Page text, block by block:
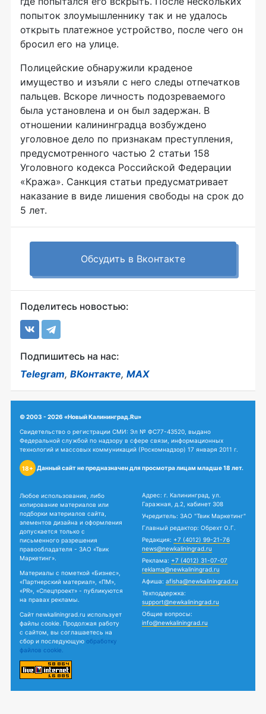
попыток злоумышленнику так и не удалось
открыть платежное устройство, после чего он
бросил его на улице.
Полицейские обнаружили краденое
имущество и изъяли с него следы отпечатков
пальцев. Вскоре личность подозреваемого
была установлена и он был задержан. В
отношении калининградца возбуждено
уголовное дело по признакам преступления,
предусмотренного частью 2 статьи 158
Уголовного кодекса Российской Федерации
«Кража». Санкция статьи предусматривает
наказание в виде лишения свободы на срок до
5 лет.
Обсудить в Вконтакте
Поделитесь новостью:
Подпишитесь на нас:
Telegram, ВКонтакте, MAX
© 2003 - 2026 «Новый Калининград.Ru»
Свидетельство о регистрации СМИ: Эл № ФС77-43520, выдано
Федеральной службой по надзору в сфере связи, информационных
технологий и массовых коммуникаций (Роскомнадзор) 17 января 2011 г.
18+ Данный сайт не предназначен для просмотра лицам младше 18 лет.
Любое использование, либо
копирование материалов или
подборки материалов сайта,
элементов дизайна и оформления
допускается только с
письменного разрешения
правообладателя - ЗАО «Твик
Маркетинг».
Материалы с пометкой «Бизнес»,
«Партнерский материал», «ПМ»,
«PR», «Спецпроект» - публикуются
на правах рекламы.
Сайт newkaliningrad.ru использует
файлы cookie. Продолжая работу
с сайтом, вы соглашаетесь на
сбор и последующую обработку
файлов cookie.
Адрес: г. Калининград, ул.
Гаражная, д.2, кабинет 308
Учредитель: ЗАО "Твик Маркетинг"
Главный редактор: Обрехт О.Г.
Редакция: +7 (4012) 99-21-76
news@newkaliningrad.ru
Реклама: +7 (4012) 31-07-07
reklama@newkaliningrad.ru
Афиша: afisha@newkaliningrad.ru
Техподдержка:
support@newkaliningrad.ru
Общие вопросы:
info@newkaliningrad.ru